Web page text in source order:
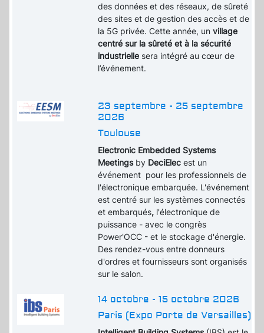
des données et des réseaux, de sûreté
des sites et de gestion des accès et de
la 5G privée. Cette année, unvillage
centré sur la sûreté et à la sécurité
industrielle sera intégré au cœur de
l’événement.
23 septembre - 25 septembre
2026
Toulouse
Electronic Embedded Systems
Meetingsby DeciElecest un
événement pour les professionnels de
l'électronique embarquée. L'événement
est centré sur les systèmes connectés
et embarqués, l'électronique de
puissance - avec le congrès
Power'OCC - et le stockage d'énergie.
Des rendez-vous entre donneurs
d'ordres et fournisseurs sont organisés
sur le salon.
14 octobre - 15 octobre 2026
Paris (Expo Porte de Versailles)